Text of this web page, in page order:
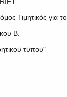
Τιμητικός
Β.
τύπου"